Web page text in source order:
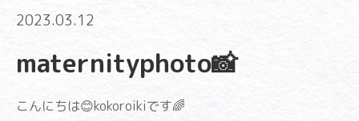
2023.03.12
maternityphoto📸
こんにちは😊kokoroikiです🌈